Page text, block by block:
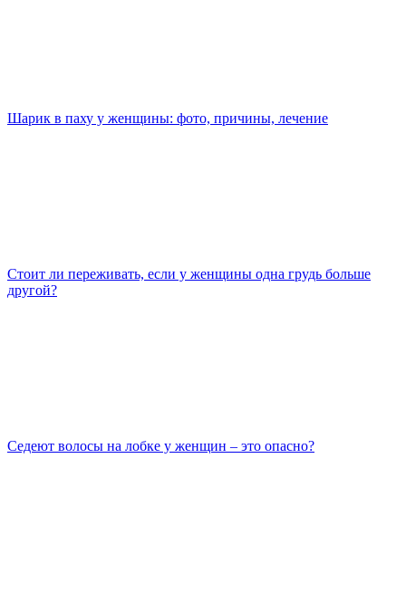
Шарик в паху у женщины: фото, причины, лечение
Стоит ли переживать, если у женщины одна грудь больше
другой?
Седеют волосы на лобке у женщин – это опасно?